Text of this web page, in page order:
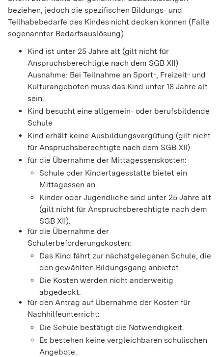
beziehen, jedoch die spezifischen Bildungs- und
Teilhabebedarfe des Kindes nicht decken können (Fälle
sogenannter Bedarfsauslösung).
Kind ist unter 25 Jahre alt (gilt nicht für
Anspruchsberechtigte nach dem SGB XII)
Ausnahme: Bei Teilnahme an Sport-, Freizeit- und
Kulturangeboten muss das Kind unter 18 Jahre alt
sein.
Kind besucht eine allgemein- oder berufsbildende
Schule
Kind erhält keine Ausbildungsvergütung (gilt nicht
für Anspruchsberechtigte nach dem SGB XII)
für die Übernahme der Mittagessenskosten:
Schule oder Kindertagesstätte bietet ein
Mittagessen an.
Kinder oder Jugendliche sind unter 25 Jahre alt
(gilt nicht für Anspruchsberechtigte nach dem
SGB XII)
für die Übernahme der
Schülerbeförderungskosten:
Das Kind fährt zur nächstgelegenen Schule, die
den gewählten Bildungsgang anbietet.
Die Kosten werden nicht anderweitig
abgedeckt.
für den Antrag auf Übernahme der Kosten für
Nachhilfeunterricht:
Die Schule bestätigt die Notwendigkeit.
Es bestehen keine vergleichbaren schulischen
Angebote.